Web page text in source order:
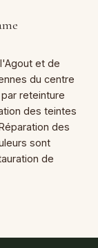
et de
du centre
reteinture
des teintes
des
sont
de